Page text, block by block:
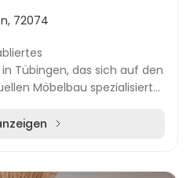
72074
Tübingen, das sich auf den
Möbelbau spezialisiert